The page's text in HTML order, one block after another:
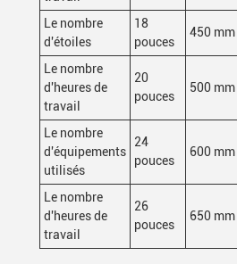
Le nombre
d'étoiles
18
pouces
450 mm
Le nombre
d'heures de
travail
20
pouces
500 mm
Le nombre
d'équipements
utilisés
24
pouces
600 mm
Le nombre
d'heures de
travail
26
pouces
650 mm